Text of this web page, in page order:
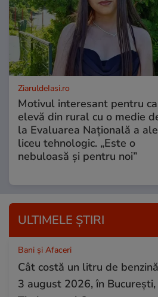
ZiaruldeIasi.ro
Motivul interesant pentru
elevă din rural cu o medie
la Evaluarea Națională a
liceu tehnologic. „Este o
nebuloasă și pentru noi”
ULTIMELE ȘTIRI
Bani și Afaceri
Cât costă un litru de
3 august 2026, în